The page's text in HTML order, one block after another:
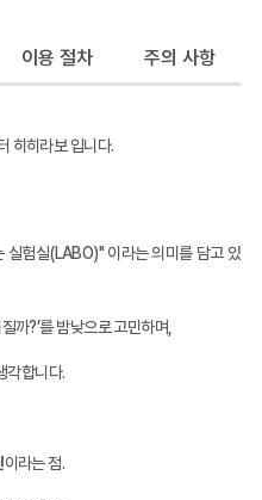
이용 절차 주의 사항
히히라보 입니다.
실험실(LABO)" 이라는 의미를 담고 있
까?’를 밤낮으로 고민하며,
각합니다.
이라는 점.